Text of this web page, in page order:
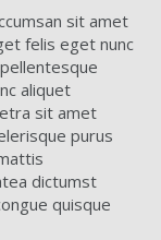
sit amet
felis eget nunc
aliquet
sit amet
purus
dictumst
quisque